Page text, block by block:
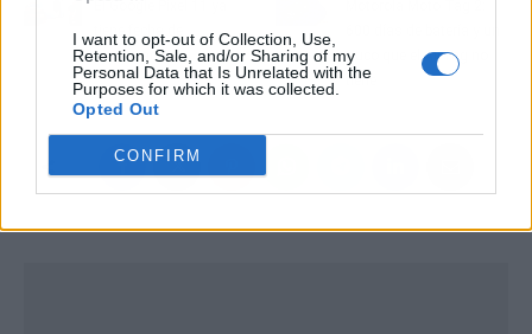
I want to opt-out of Collection, Use,
Retention, Sale, and/or Sharing of my
Personal Data that Is Unrelated with the
Purposes for which it was collected.
Opted Out
CONFIRM
El Google Pixel 11 ya
tiene fecha de
presentación
truco que el AirTag no
tiene